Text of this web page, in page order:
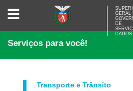
SUPERINTENDÊNCIA-
<BR>GOVERNANÇA
SERVIÇOS
DADOS
GERAL
DE
DADOS
Serviços para você!
Transporte e Trânsito